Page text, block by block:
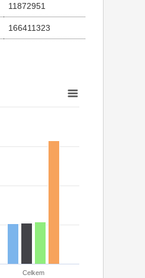
11872951
166411323
Celkem